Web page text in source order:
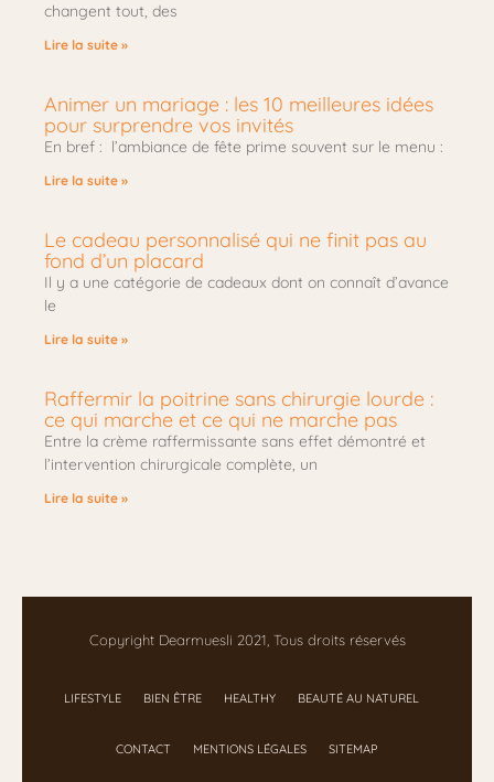
changent tout, des
Lire la suite »
Animer un mariage : les 10 meilleures idées
pour surprendre vos invités
En bref : l’ambiance de fête prime souvent sur le menu :
Lire la suite »
Le cadeau personnalisé qui ne finit pas au
fond d’un placard
Il y a une catégorie de cadeaux dont on connaît d’avance
le
Lire la suite »
Raffermir la poitrine sans chirurgie lourde :
ce qui marche et ce qui ne marche pas
Entre la crème raffermissante sans effet démontré et
l’intervention chirurgicale complète, un
Lire la suite »
Copyright Dearmuesli 2021, Tous droits réservés
LIFESTYLE BIEN ÊTRE HEALTHY BEAUTÉ AU NATUREL
CONTACT MENTIONS LÉGALES SITEMAP